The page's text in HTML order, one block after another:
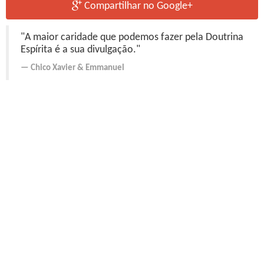
Compartilhar no Google+
"A maior caridade que podemos fazer pela Doutrina
Espírita é a sua divulgação."
Chico Xavier & Emmanuel